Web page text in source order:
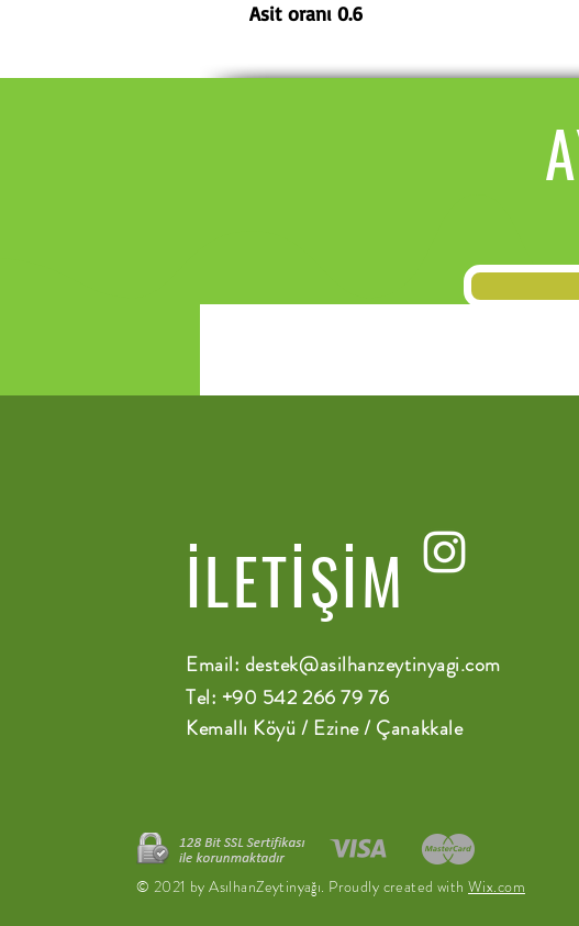
Asit oranı 0.6
İLETİŞİM
Email: destek@asilhanzeytinyagi.com
Tel: +90 542 266 79 76
Kemallı Köyü / Ezine / Çanakkale
© 2021 by AsılhanZeytinyağı. Proudly created with Wix.com